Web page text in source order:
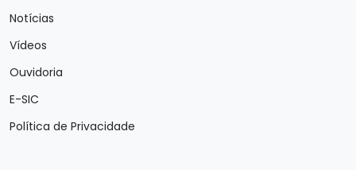
Notícias
Vídeos
Ouvidoria
E-SIC
Política de Privacidade